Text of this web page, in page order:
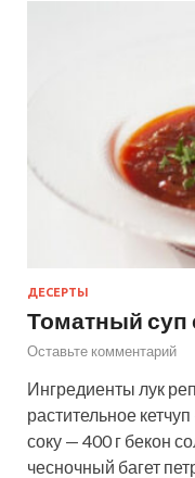
ДЕСЕРТЫ
Томатный суп
Оставьте комментарий
Ингредиенты лук
растительное
соку — 400 г бекон
чесночный багет